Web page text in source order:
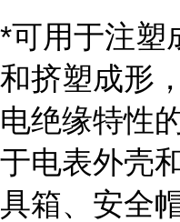
*可用于注塑
和挤塑成形
电绝缘特性
于电表外壳
具箱、安全